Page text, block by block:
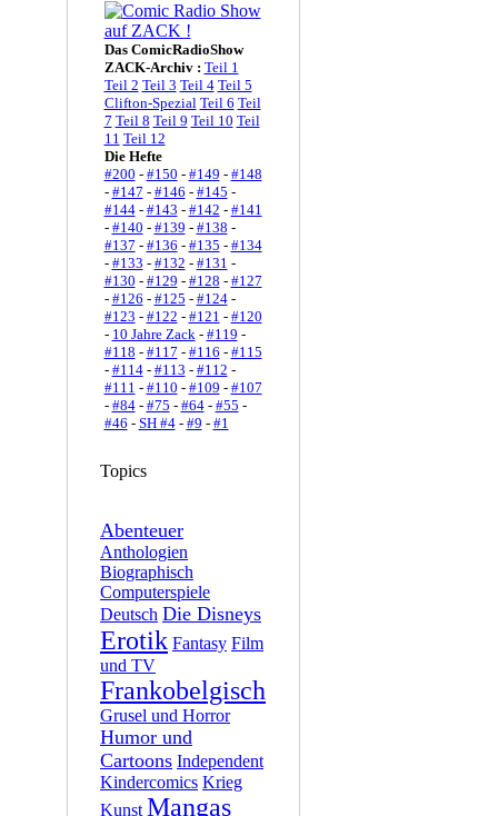
Das ComicRadioShow
ZACK-Archiv : Teil 1
Teil 2 Teil 3 Teil 4 Teil 5
Clifton-Spezial Teil 6 Teil
7 Teil 8 Teil 9 Teil 10 Teil
11 Teil 12
Die Hefte
#200 - #150 - #149 - #148
- #147 - #146 - #145 -
#144- #143 - #142 - #141
- #140 - #139 - #138 -
#137 - #136 - #135 - #134
- #133 - #132 - #131 -
#130 - #129 - #128 - #127
- #126 - #125 - #124-
#123 - #122 - #121 - #120
- 10 Jahre Zack- #119 -
#118 - #117 - #116 - #115
- #114- #113 - #112 -
#111 - #110 - #109 - #107
- #84- #75 - #64- #55 -
#46 - SH #4- #9 - #1
Topics
Abenteuer
Anthologien
Biographisch
Computerspiele
Deutsch Die Disneys
Erotik Fantasy Film
und TV
Frankobelgisch
Grusel und Horror
Humor und
Cartoons Independent
Kindercomics Krieg
Kunst Mangas